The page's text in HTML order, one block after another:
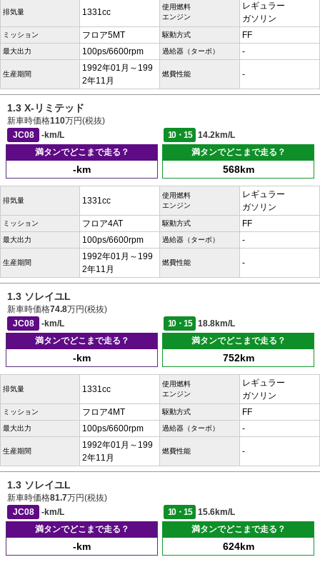
排気量 1331cc
使用燃料
エンジン
レギュラー
ガソリン
ミッション フロア5MT 駆動方式 FF
最大出力 100ps/6600rpm 過給器（ターボ） -
生産期間
1992年01月～199
2年11月
燃費性能 -
1.3 X-リミテッド
新車時価格110万円(税抜)
JC08
-km/L 10・15
14.2km/L
満タンでどこまで走る？
-km
満タンでどこまで走る？
568km
排気量 1331cc
使用燃料
エンジン
レギュラー
ガソリン
ミッション フロア4AT 駆動方式 FF
最大出力 100ps/6600rpm 過給器（ターボ） -
生産期間
1992年01月～199
2年11月
燃費性能 -
1.3 ソレイユL
新車時価格74.8万円(税抜)
JC08
-km/L 10・15
18.8km/L
満タンでどこまで走る？
-km
満タンでどこまで走る？
752km
排気量 1331cc
使用燃料
エンジン
レギュラー
ガソリン
ミッション フロア4MT 駆動方式 FF
最大出力 100ps/6600rpm 過給器（ターボ） -
生産期間
1992年01月～199
2年11月
燃費性能 -
1.3 ソレイユL
新車時価格81.7万円(税抜)
JC08
-km/L 10・15
15.6km/L
満タンでどこまで走る？
-km
満タンでどこまで走る？
624km